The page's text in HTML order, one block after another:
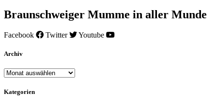
Braunschweiger Mumme in aller Munde
Facebook Twitter Youtube
Archiv
Archiv
Kategorien